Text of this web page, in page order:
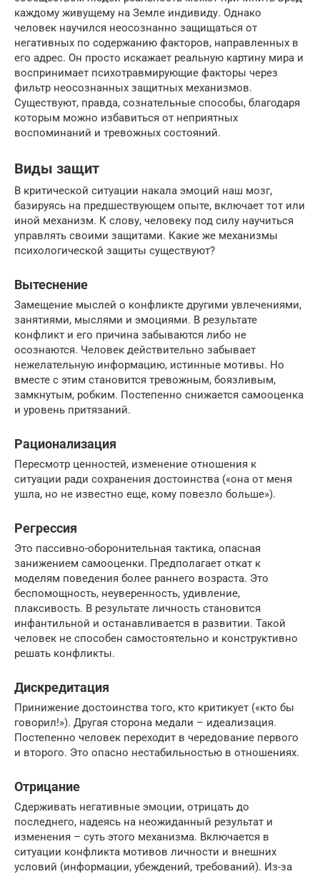
каждому живущему на Земле индивиду. Однако
человек научился неосознанно защищаться от
негативных по содержанию факторов, направленных в
его адрес. Он просто искажает реальную картину мира и
воспринимает психотравмирующие факторы через
фильтр неосознанных защитных механизмов.
Существуют, правда, сознательные способы, благодаря
которым можно избавиться от неприятных
воспоминаний и тревожных состояний.
Виды защит
В критической ситуации накала эмоций наш мозг,
базируясь на предшествующем опыте, включает тот или
иной механизм. К слову, человеку под силу научиться
управлять своими защитами. Какие же механизмы
психологической защиты существуют?
Вытеснение
Замещение мыслей о конфликте другими увлечениями,
занятиями, мыслями и эмоциями. В результате
конфликт и его причина забываются либо не
осознаются. Человек действительно забывает
нежелательную информацию, истинные мотивы. Но
вместе с этим становится тревожным, боязливым,
замкнутым, робким. Постепенно снижается самооценка
и уровень притязаний.
Рационализация
Пересмотр ценностей, изменение отношения к
ситуации ради сохранения достоинства («она от меня
ушла, но не известно еще, кому повезло больше»).
Регрессия
Это пассивно-оборонительная тактика, опасная
занижением самооценки. Предполагает откат к
моделям поведения более раннего возраста. Это
беспомощность, неуверенность, удивление,
плаксивость. В результате личность становится
инфантильной и останавливается в развитии. Такой
человек не способен самостоятельно и конструктивно
решать конфликты.
Дискредитация
Принижение достоинства того, кто критикует («кто бы
говорил!»). Другая сторона медали – идеализация.
Постепенно человек переходит в чередование первого
и второго. Это опасно нестабильностью в отношениях.
Отрицание
Сдерживать негативные эмоции, отрицать до
последнего, надеясь на неожиданный результат и
изменения – суть этого механизма. Включается в
ситуации конфликта мотивов личности и внешних
условий (информации, убеждений, требований). Из-за